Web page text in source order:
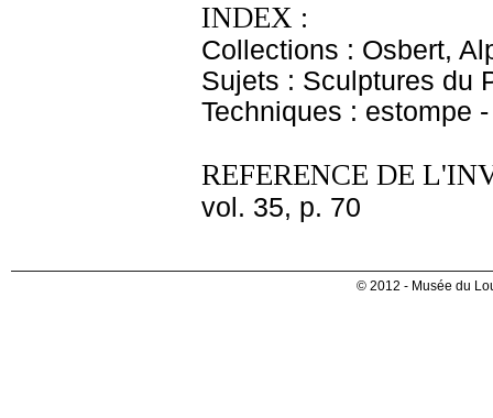
INDEX :
Collections : Osbert,
Sujets : Sculptures du
Techniques : estompe
REFERENCE DE
vol. 35, p. 70
© 2012 - Musée du